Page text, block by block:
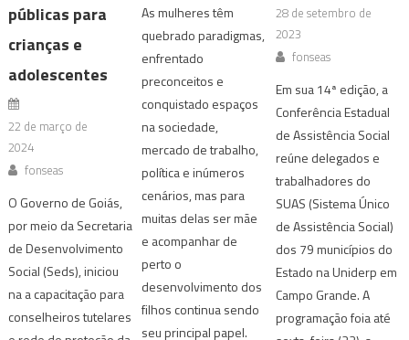
públicas para
crianças e
adolescentes
22 de março de
2024
fonseas
O Governo de Goiás,
por meio da Secretaria
de Desenvolvimento
Social (Seds), iniciou
na a capacitação para
conselheiros tutelares
As mulheres têm
quebrado paradigmas,
enfrentado
preconceitos e
conquistado espaços
na sociedade,
mercado de trabalho,
política e inúmeros
cenários, mas para
muitas delas ser mãe
e acompanhar de
perto o
desenvolvimento dos
filhos continua sendo
seu principal papel.
28 de setembro de
2023
fonseas
Em sua 14ª edição, a
Conferência Estadual
de Assistência Social
reúne delegados e
trabalhadores do
SUAS (Sistema Único
de Assistência Social)
dos 79 municípios do
Estado na Uniderp em
Campo Grande. A
programação foia até